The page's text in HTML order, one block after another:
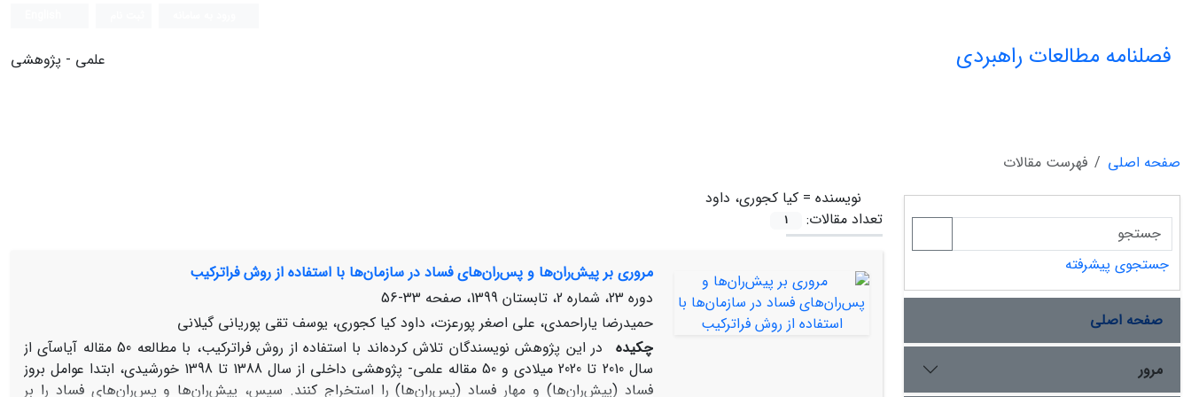
فصلنامه مطالعات راهبردی علمی - پژوهشی
صفحه اصلی
فهرست مقالات
نویسنده = کیا کجوری، داود
تعداد مقالات:
1
مروری بر پیش‌ران‌ها و پس‌ران‌های فساد در سازمان‌ها با استفاده از روش فراترکیب
دوره 23، شماره 2، تابستان 1399، صفحه
33-56
حمیدرضا یاراحمدی، علی‏ اصغر پورعزت، داود کیا کجوری، یوسف تقی ‏پوریانی گیلانی
چکیده
در این پژوهش نویسندگان تلاش کرده‏‌اند با استفاده از روش فراترکیب، با مطالعه 50 مقاله آی‏اس‏آی از
سال 2010 تا 2020 میلادی و 50 مقاله علمی- پژوهشی داخلی از سال 1388 تا 1398 خورشیدی، ابتدا عوامل بروز
فساد (پیش‌ران‌ها) و مهار فساد (پس‌ران‌ها) را استخراج کنند. سپس، پیش‌ران‌ها و پس‌ران‌های فساد را بر
جستجوی پیشرفته
صفحه اصلی
مرور